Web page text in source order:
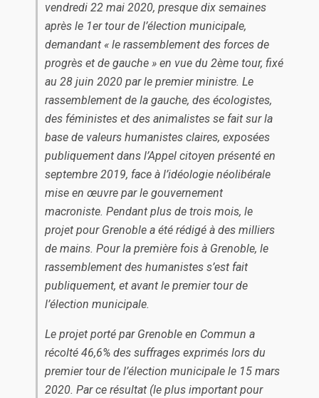
vendredi 22 mai 2020, presque dix semaines
après le 1er tour de l’élection municipale,
demandant « le rassemblement des forces de
progrès et de gauche » en vue du 2ème tour, fixé
au 28 juin 2020 par le premier ministre. Le
rassemblement de la gauche, des écologistes,
des féministes et des animalistes se fait sur la
base de valeurs humanistes claires, exposées
publiquement dans l’Appel citoyen présenté en
septembre 2019, face à l’idéologie néolibérale
mise en œuvre par le gouvernement
macroniste. Pendant plus de trois mois, le
projet pour Grenoble a été rédigé à des milliers
de mains. Pour la première fois à Grenoble, le
rassemblement des humanistes s’est fait
publiquement, et avant le premier tour de
l’élection municipale.
Le projet porté par Grenoble en Commun a
récolté 46,6% des suffrages exprimés lors du
premier tour de l’élection municipale le 15 mars
2020. Par ce résultat (le plus important pour